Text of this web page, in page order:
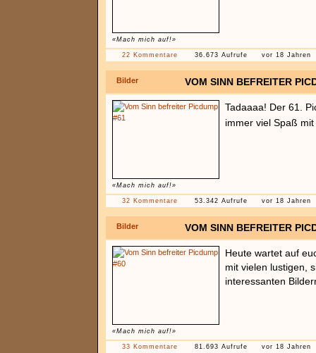
«Mach mich auf!»
22 Kommentare 36.673 Aufrufe vor 18 Jahren
Bilder VOM SINN BEFREITER
«Mach mich auf!»
Tadaaaa! Der 61.
immer viel Spaß
32 Kommentare 53.342 Aufrufe vor 18 Jahren
Bilder VOM SINN BEFREITER
«Mach mich auf!»
Heute wartet auf
mit vielen lustigen,
interessanten
33 Kommentare 81.693 Aufrufe vor 18 Jahren